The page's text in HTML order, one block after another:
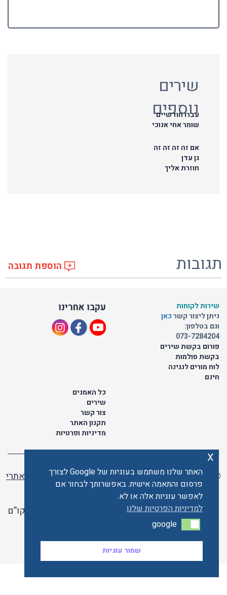
שירים
נוספים
עברו חודשיים
שומר אחי אנוכי
אם זה זה זה זה
גן עדן
חוזרת אליך
תגובות הוספת תגובה
עקבו אחרינו
שירות לקוחות
ניתן ליצור קשרכאן
וגם בטלפון:
073-7284204
פורום בקשת שירים
בקשת סולמות
לוח מורים לנגינה
חינם
כל האמנים
שירים
צור קשר
תקנון האתר
מדיניות ופרטיות
© כל הזכויות שמורות לתו ישראלי | ליאור מזור -
בניית אתרי
וורדפרס
האתר פועל ברשיון אקו”ם
האתר שלנו משתמש בעוגיות של Google לצורך
פרסום והתאמה אישית. באפשרותך לבחור אם
לאפשר עוגיות אלה או לא.
למדיניות הפרטיות שלנו
google
google
שמור עוגיות
x